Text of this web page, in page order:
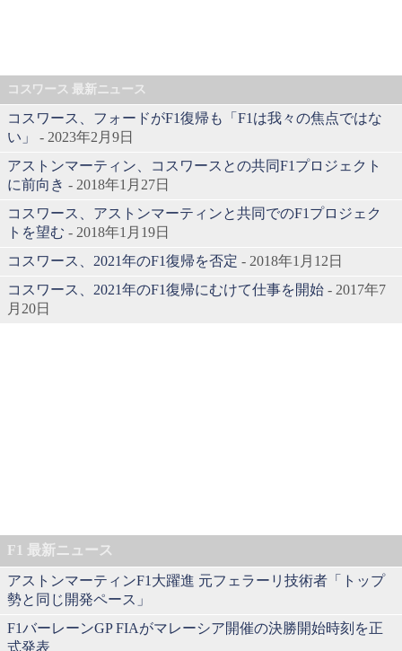
コスワース 最新ニュース
コスワース、フォードがF1復帰も「F1は我々の焦点ではな
い」
- 2023年2月9日
アストンマーティン、コスワースとの共同F1プロジェクト
に前向き - 2018年1月27日
コスワース、アストンマーティンと共同でのF1プロジェク
トを望む - 2018年1月19日
コスワース、2021年のF1復帰を否定 - 2018年1月12日
コスワース、2021年のF1復帰にむけて仕事を開始 - 2017年7
月20日
F1 最新ニュース
アストンマーティンF1大躍進 元フェラーリ技術者「トップ
勢と同じ開発ペース」
F1バーレーンGP FIAがマレーシア開催の決勝開始時刻を正
式発表